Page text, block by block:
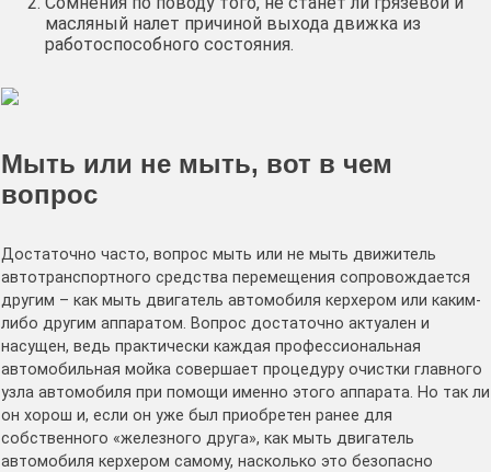
масляный налет причиной выхода движка из
работоспособного состояния.
Мыть или не мыть, вот в чем
вопрос
Достаточно часто, вопрос мыть или не мыть движитель
автотранспортного средства перемещения сопровождается
другим – как мыть двигатель автомобиля керхером или каким-
либо другим аппаратом. Вопрос достаточно актуален и
насущен, ведь практически каждая профессиональная
автомобильная мойка совершает процедуру очистки главного
узла автомобиля при помощи именно этого аппарата. Но так ли
он хорош и, если он уже был приобретен ранее для
собственного «железного друга», как мыть двигатель
автомобиля керхером самому, насколько это безопасно